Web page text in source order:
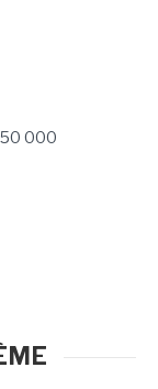
50 000